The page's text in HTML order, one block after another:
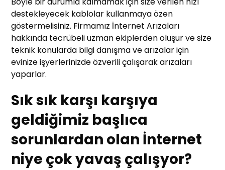
destekleyecek kablolar kullanmaya özen
göstermelisiniz. Firmamız İnternet Arızaları
hakkında tecrübeli uzman ekiplerden oluşur ve size
teknik konularda bilgi danışma ve arızalar için
evinize işyerlerinizde özverili çalışarak arızaları
yaparlar.
Sık sık karşı karşıya
geldiğimiz başlıca
sorunlardan olan İnternet
niye çok yavaş çalışyor?